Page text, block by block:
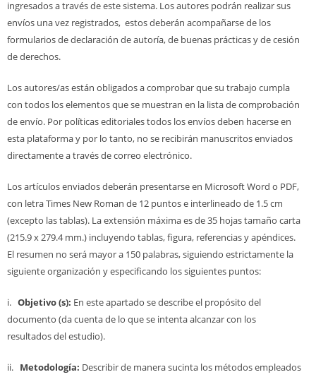
ingresados a través de este sistema. Los autores podrán realizar sus
envíos una vez registrados, estos deberán acompañarse de los
formularios de declaración de autoría, de buenas prácticas y de cesión
de derechos.
Los autores/as están obligados a comprobar que su trabajo cumpla
con todos los elementos que se muestran en la lista de comprobación
de envío. Por políticas editoriales todos los envíos deben hacerse en
esta plataforma y por lo tanto, no se recibirán manuscritos enviados
directamente a través de correo electrónico.
Los artículos enviados deberán presentarse en Microsoft Word o PDF,
con letra Times New Roman de 12 puntos e interlineado de 1.5 cm
(excepto las tablas). La extensión máxima es de 35 hojas tamaño carta
(215.9 x 279.4 mm.) incluyendo tablas, figura, referencias y apéndices.
El resumen no será mayor a 150 palabras, siguiendo estrictamente la
siguiente organización y especificando los siguientes puntos:
i. Objetivo (s): En este apartado se describe el propósito del
documento (da cuenta de lo que se intenta alcanzar con los
resultados del estudio).
ii. Metodología: Describir de manera sucinta los métodos empleados